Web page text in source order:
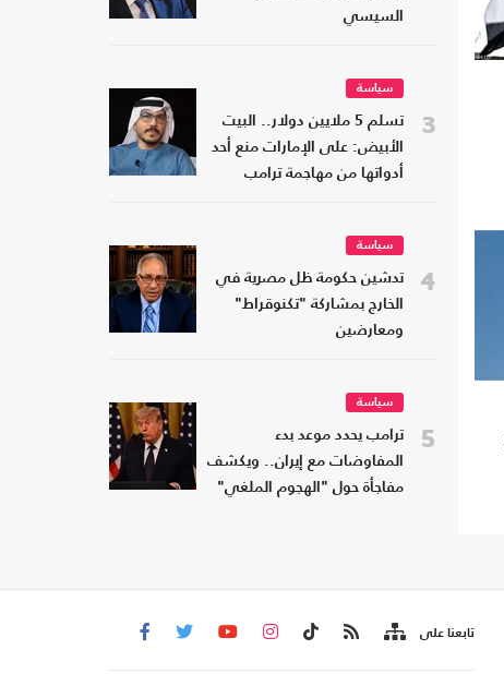
السيسي
3
سياسة
تسلم 5 ملايين دولار.. البيت
الأبيض: على الإمارات منع أحد
أدواتها من مهاجمة ترامب
4
سياسة
تدشين حكومة ظل مصرية في
الخارج بمشاركة "تكنوقراط"
ومعارضين
5
سياسة
ترامب يحدد موعد بدء
المفاوضات مع إيران.. ويكشف
مفاجأة حول "الهجوم الملغي"
تابعنا على